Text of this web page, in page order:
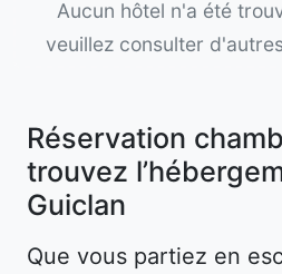
Aucun hôtel n'a été
veuillez consulter
Réservation
trouvez
Guiclan
Que vous partiez en